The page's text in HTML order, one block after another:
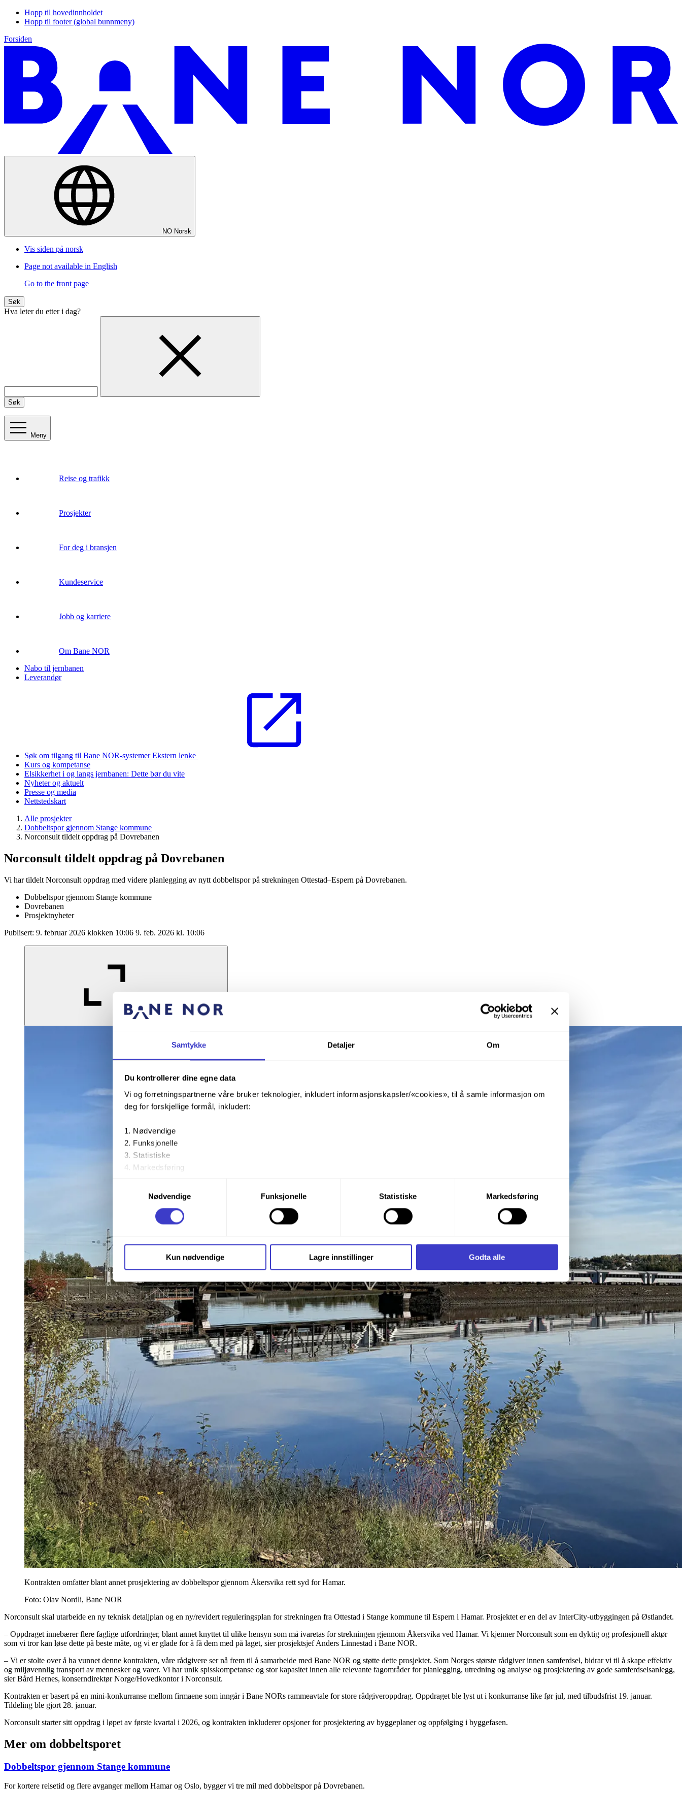
Samtykke Detaljer Om
Du kontrollerer dine egne data
Vi og forretningspartnerne våre bruker teknologier, inkludert informasjonskapsler/«cookies», til å samle informasjon om
deg for forskjellige formål, inkludert:
Nødvendige
Funksjonelle
Statistiske
Markedsføring
Ved å trykke «Godta alle» gir du din tillatelse til alle disse formålene. Du kan også velge formålet du vil samtykke til ved å
trykke på avmerkingsboksen under formålet, og deretter trykke «Lagre innstillingene».
Du kan lese mer om hvordan vi bruker informasjonskapsler og annen teknologi, og hvordan vi samler inn og behandler
personopplysninger på vår side
Informasjonskapsler (Cookies)
Nødvendige
Funksjonelle Statistiske Markedsføring
Kun nødvendige Lagre innstillinger Godta alle
Hopp til hovedinnholdet
Hopp til footer (global bunnmeny)
Forsiden
NO Norsk
Vis siden på norsk
Page not available in English
Go to the front page
Søk
Hva leter du etter i dag?
Søk
Meny
Reise og trafikk
Prosjekter
For deg i bransjen
Kundeservice
Jobb og karriere
Om Bane NOR
Nabo til jernbanen
Leverandør
Søk om tilgang til Bane NOR-systemerEkstern lenke
Kurs og kompetanse
Elsikkerhet i og langs jernbanen: Dette bør du vite
Nyheter og aktuelt
Presse og media
Nettstedskart
Alle prosjekter
Dobbeltspor gjennom Stange kommune
Norconsult tildelt oppdrag på Dovrebanen
Norconsult tildelt oppdrag på Dovrebanen
Vi har tildelt Norconsult oppdrag med videre planlegging av nytt dobbeltspor på strekningen Ottestad–Espern på Dovrebanen.
Dobbeltspor gjennom Stange kommune
Dovrebanen
Prosjektnyheter
Publisert: 9. februar 2026 klokken 10:06 9. feb. 2026 kl. 10:06
Kontrakten omfatter blant annet prosjektering av dobbeltspor gjennom Åkersvika rett syd for Hamar.
Foto: Olav Nordli, Bane NOR
Norconsult skal utarbeide en ny teknisk detaljplan og en ny/revidert reguleringsplan for strekningen fra Ottestad i Stange kommune til Espern i Hamar. Prosjektet er en del av InterCity-utbyggingen på Østlandet.
– Oppdraget innebærer flere faglige utfordringer, blant annet knyttet til ulike hensyn som må ivaretas for strekningen gjennom Åkersvika ved Hamar. Vi kjenner Norconsult som en dyktig og profesjonell aktør
som vi tror kan løse dette på beste måte, og vi er glade for å få dem med på laget, sier prosjektsjef Anders Linnestad i Bane NOR.
– Vi er stolte over å ha vunnet denne kontrakten, våre rådgivere ser nå frem til å samarbeide med Bane NOR og støtte dette prosjektet. Som Norges største rådgiver innen samferdsel, bidrar vi til å skape effektiv
og miljøvennlig transport av mennesker og varer. Vi har unik spisskompetanse og stor kapasitet innen alle relevante fagområder for planlegging, utredning og analyse og prosjektering av gode samferdselsanlegg,
sier Bård Hernes, konserndirektør Norge/Hovedkontor i Norconsult.
Kontrakten er basert på en mini-konkurranse mellom firmaene som inngår i Bane NORs rammeavtale for store rådgiveroppdrag. Oppdraget ble lyst ut i konkurranse like før jul, med tilbudsfrist 19. januar.
Tildeling ble gjort 28. januar.
Norconsult starter sitt oppdrag i løpet av første kvartal i 2026, og kontrakten inkluderer opsjoner for prosjektering av byggeplaner og oppfølging i byggefasen.
Mer om dobbeltsporet
Dobbeltspor gjennom Stange kommune
For kortere reisetid og flere avganger mellom Hamar og Oslo, bygger vi tre mil med dobbeltspor på Dovrebanen.